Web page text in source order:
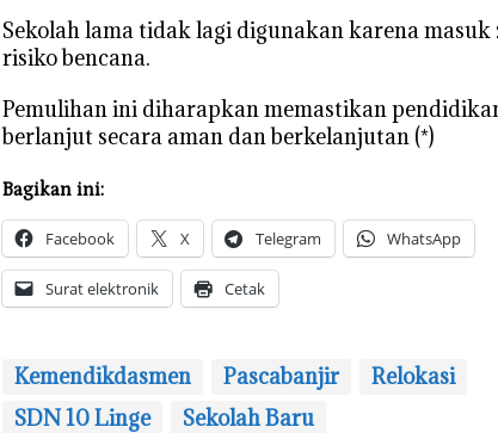
a
r
A
k
D
b
a
u
n
‎Sekolah lama tidak lagi digunakan karena masuk
risiko bencana.
‎Pemulihan ini diharapkan memastikan
berlanjut secara aman dan berkelanjutan (*)
Bagikan ini:
Facebook X Telegram WhatsApp
Surat elektronik Cetak
Kemendikdasmen Pascabanjir
Relokasi
SDN 10 Linge
Sekolah Baru